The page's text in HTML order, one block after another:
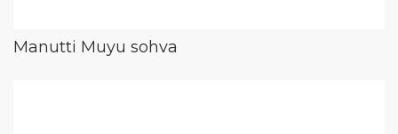
Manutti Muyu sohva